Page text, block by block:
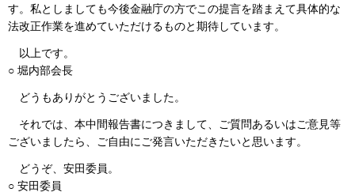
す。私としましても今後金融庁の方でこの提言を踏まえて具体的な
法改正作業を進めていただけるものと期待しています。
以上です。
○ 堀内部会長
どうもありがとうございました。
それでは、本中間報告書につきまして、ご質問あるいはご意見等
ございましたら、ご自由にご発言いただきたいと思います。
どうぞ、安田委員。
○ 安田委員